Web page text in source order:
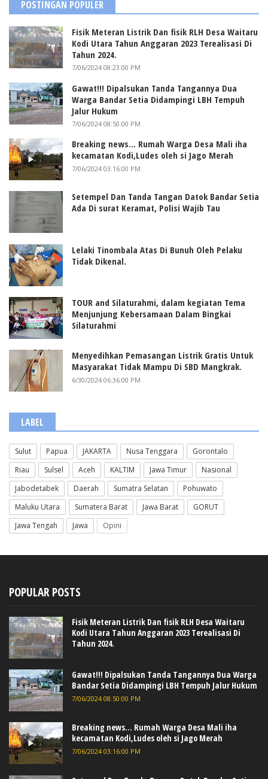
POSTINGAN POPULER
Fisik Meteran Listrik Dan fisik RLH Desa Waitaru
Kodi Utara Tahun Anggaran 2023 Terealisasi Di
Tahun 2024.
7/06/2024 08:23:00 PM
Gawat!!! Dipalsukan Tanda Tangannya Dua
Warga Bandar Setia Didampingi LBH Tempuh
Jalur Hukum
7/06/2024 08:50:00 PM
Breaking news... Rumah Warga Desa Mali iha
kecamatan Kodi,Ludes oleh si Jago Merah
7/06/2024 03:16:00 PM
Setempel Dan Tanda Tangan Datok Bandar Setia
Ada Di surat Keramat, Polisi Wajib Tau
Lelaki Tinombala Atas Di Bunuh Oleh Pelaku
Tidak Dikenal.
TOUR and Silaturahmi, dalam kegiatan Tema
Menjunjung Kebersamaan Dalam Bingkai
Silaturahmi
Menyedihkan Pemasangan Listrik Gratis Untuk
Masyarakat Tidak Mampu Di SBD Mangkrak.
6/30/2024 06:36:00 PM
LABEL
Sulut Papua JAKARTA Nusa Tenggara
Gorontalo
Riau
Sulsel Aceh KALTIM Jawa Timur
Nasional
Jabodetabek
Daerah Sumatra Selatan
Pohuwato
Maluku Utara
Sumatera Barat Jawa Barat
GORUT
Jawa Tengah
Jawa Opini
POPULAR POSTS
Fisik Meteran Listrik Dan fisik RLH Desa Waitaru
Kodi Utara Tahun Anggaran 2023 Terealisasi Di
Tahun 2024.
Gawat!!! Dipalsukan Tanda Tangannya Dua Warga
Bandar Setia Didampingi LBH Tempuh Jalur Hukum
7/06/2024 08:50:00 PM
Breaking news... Rumah Warga Desa Mali iha
kecamatan Kodi,Ludes oleh si Jago Merah
7/06/2024 03:16:00 PM